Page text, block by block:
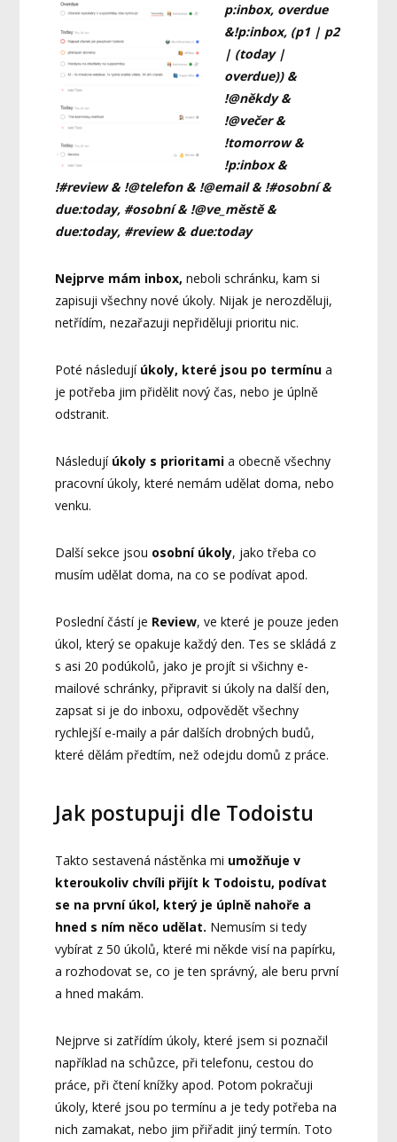
p:inbox, overdue
&!p:inbox, (p1 | p2
| (today |
overdue)) &
!@někdy &
!@večer &
!tomorrow &
!p:inbox &
!#review & !@telefon & !@email & !#osobní &
due:today, #osobní & !@ve_městě &
due:today, #review & due:today
Nejprve mám inbox, neboli schránku, kam si
zapisuji všechny nové úkoly. Nijak je nerozděluji,
netřídím, nezařazuji nepřiděluji prioritu nic.
Poté následují úkoly, které jsou po termínu a
je potřeba jim přidělit nový čas, nebo je úplně
odstranit.
Následují úkoly s prioritami a obecně všechny
pracovní úkoly, které nemám udělat doma, nebo
venku.
Další sekce jsou osobní úkoly, jako třeba co
musím udělat doma, na co se podívat apod.
Poslední částí je Review, ve které je pouze jeden
úkol, který se opakuje každý den. Tes se skládá z
s asi 20 podúkolů, jako je projít si všichny e-
mailové schránky, připravit si úkoly na další den,
zapsat si je do inboxu, odpovědět všechny
rychlejší e-maily a pár dalších drobných budů,
které dělám předtím, než odejdu domů z práce.
Jak postupuji dle Todoistu
Takto sestavená nástěnka mi umožňuje v
kteroukoliv chvíli přijít k Todoistu, podívat
se na první úkol, který je úplně nahoře a
hned s ním něco udělat. Nemusím si tedy
vybírat z 50 úkolů, které mi někde visí na papírku,
a rozhodovat se, co je ten správný, ale beru první
a hned makám.
Nejprve si zatřídím úkoly, které jsem si poznačil
například na schůzce, při telefonu, cestou do
práce, při čtení knížky apod. Potom pokračuji
úkoly, které jsou po termínu a je tedy potřeba na
nich zamakat, nebo jim přiřadit jiný termín. Toto